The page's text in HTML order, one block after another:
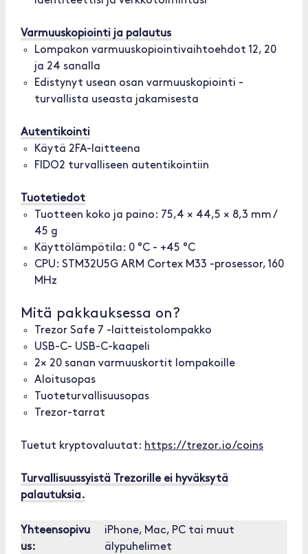
Varmuuskopiointi ja palautus
Lompakon varmuuskopiointivaihtoehdot 12, 20
ja 24 sanalla
Edistynyt usean osan varmuuskopiointi -
turvallista useasta jakamisesta
Autentikointi
Käytä 2FA-laitteena
FIDO2 turvalliseen autentikointiin
Tuotetiedot
Tuotteen koko ja paino: 75,4 × 44,5 × 8,3 mm /
45 g
Käyttölämpötila: 0 °C - +45 °C
CPU: STM32U5G ARM Cortex M33 -prosessor, 160
MHz
Mitä pakkauksessa on?
Trezor Safe 7 -laitteistolompakko
USB-C- USB-C-kaapeli
2× 20 sanan varmuuskortit lompakoille
Aloitusopas
Tuoteturvallisuusopas
Trezor-tarrat
Tuetut kryptovaluutat: https://trezor.io/coins
Turvallisuussyistä Trezorille ei hyväksytä
palautuksia.
Yhteensopivu
us:
iPhone, Mac, PC tai muut
älypuhelimet